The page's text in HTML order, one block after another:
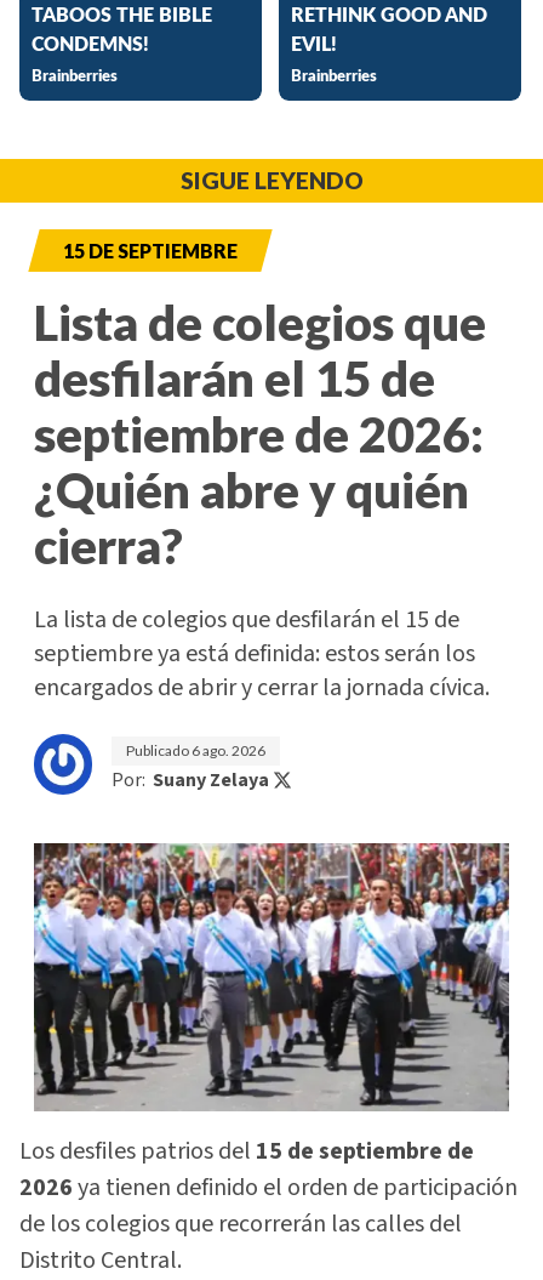
SIGUE LEYENDO
15 DE SEPTIEMBRE
Lista de colegios que
desfilarán el 15 de
septiembre de 2026:
¿Quién abre y quién
cierra?
La lista de colegios que desfilarán el 15 de
septiembre ya está definida: estos serán los
encargados de abrir y cerrar la jornada cívica.
Publicado 6 ago. 2026
Por: Suany Zelaya
Los desfiles patrios del 15 de septiembre de
2026ya tienen definido el orden de participación
de los colegios que recorrerán las calles del
Distrito Central.